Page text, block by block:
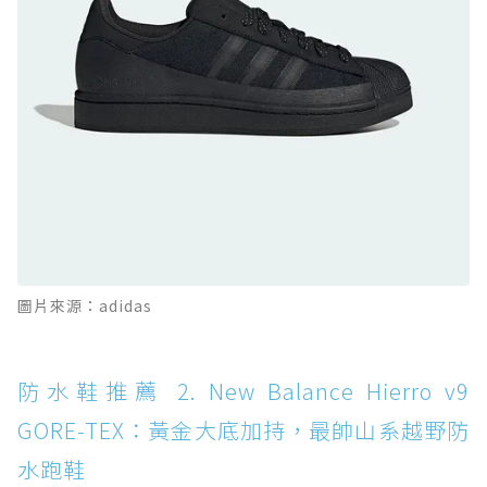
防水鞋推薦 10. PUMA Voyage NITRO™ 4
GORE-TEX：氮氣中底注入，回彈與防滑兼具的
全天候越野跑鞋
防水鞋推薦 11. On Cloudhorizon 2 WP：腳
感軟彈、搭載 Missiongrip™ 的防水輕越野鞋
Boot：馬汀首款雨靴登場，經典八孔加上全防
防水鞋推薦 14. SKECHERS BADGER
WATERPROOF：一踩即穿懶人神器！搭載固特
異大底與全防水厚底健走鞋
防水鞋推薦 15. Brooks Cascadia 19 GTX：注
圖片來源：adidas
防水鞋推薦 2. New Balance Hierro v9
GORE-TEX：黃金大底加持，最帥山系越野防
水跑鞋